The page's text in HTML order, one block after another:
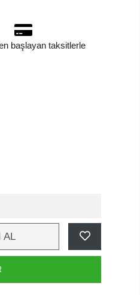
başlayan taksitlerle
AL